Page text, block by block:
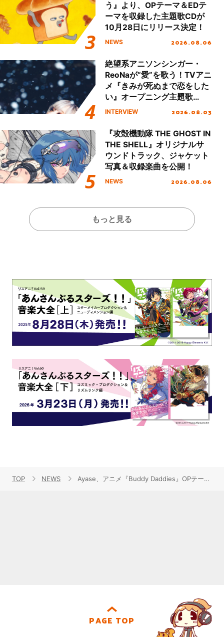
う』より、OPテーマ＆EDテ
ーマを収録した主題歌CDが
10月28日にリリース決定！
NEWS 2026.08.06
絶望系アニソンシンガー・
ReoNaが“愛”を歌う！TVアニ
メ『きみが死ぬまで恋をした
い』オープニング主題歌
「Amore」インタビュー
INTERVIEW 2026.08.03
『攻殻機動隊 THE GHOST IN
THE SHELL』オリジナルサ
ウンドトラック、ジャケット
写真＆収録楽曲を公開！
NEWS 2026.08.06
もっと見る
TOP NEWS Ayase、アニメ『Buddy Daddies』OPテーマ「SHOCK!」配信開始！
PAGE TOP